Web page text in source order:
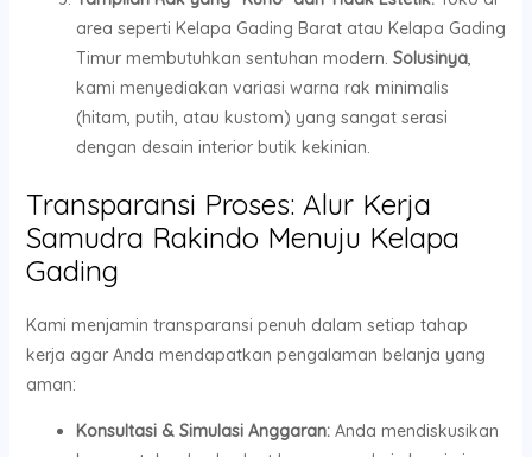
area seperti Kelapa Gading Barat atau Kelapa Gading
Timur membutuhkan sentuhan modern. Solusinya,
kami menyediakan variasi warna rak minimalis
(hitam, putih, atau kustom) yang sangat serasi
dengan desain interior butik kekinian.
Transparansi Proses: Alur Kerja
Samudra Rakindo Menuju Kelapa
Gading
Kami menjamin transparansi penuh dalam setiap tahap
kerja agar Anda mendapatkan pengalaman belanja yang
aman:
Konsultasi & Simulasi Anggaran:Anda mendiskusikan